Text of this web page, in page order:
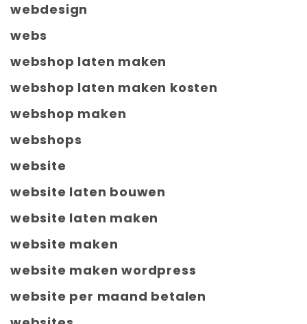
webdesign
webs
webshop laten maken
webshop laten maken kosten
webshop maken
webshops
website
website laten bouwen
website laten maken
website maken
website maken wordpress
website per maand betalen